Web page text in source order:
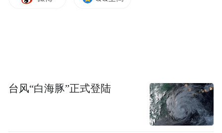
手抓留学生的社会服务体系建设，积极鼓励
提供权威、便捷的专业服务，并不断探索与
实践国际学生管理的新模式和新途径，为把
上海建设成为亚洲最受欢迎的留学目的地城
台风“白海豚”正式登陆